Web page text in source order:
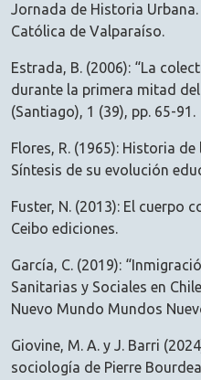
Jornada de Historia
Católica de Valparaíso.
Estrada, B. (2006): “La
durante la primera mitad
(Santiago), 1 (39), pp. 65-91.
Flores, R. (1965): Historia
Síntesis de su evolución
Fuster, N. (2013): El cuerpo
Ceibo ediciones.
García, C. (2019):
Sanitarias y Sociales en
Nuevo Mundo Mundos
Giovine, M. A. y J. Barri
sociología de Pierre